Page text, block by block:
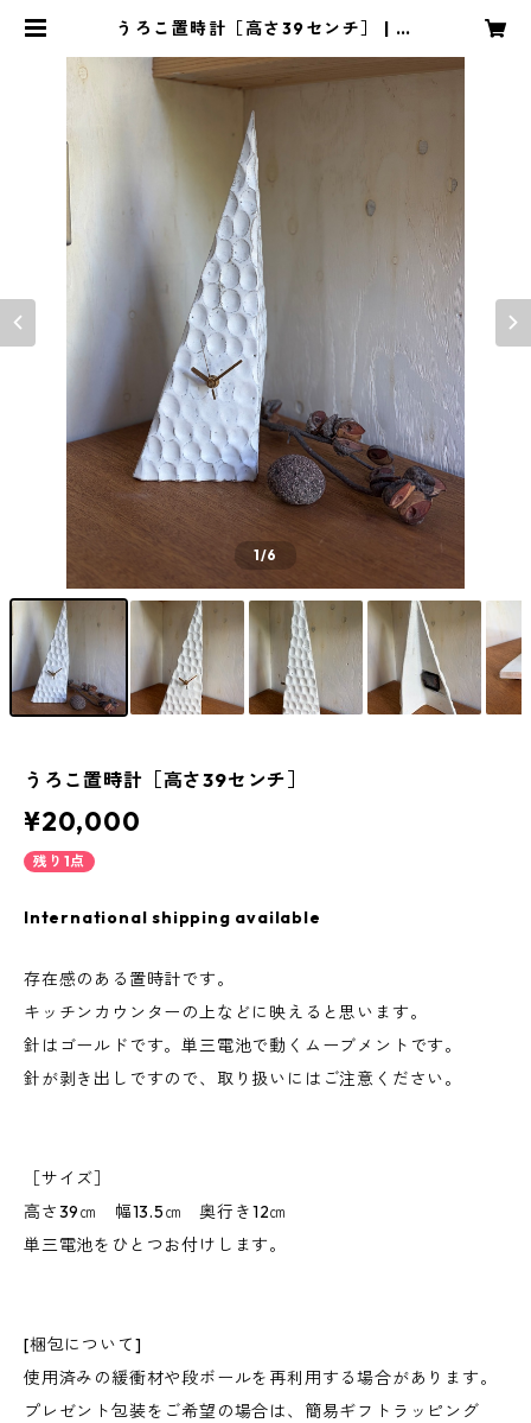
うろこ置時計［高さ39センチ］ | st
1/6
うろこ置時計［高さ39センチ］
¥20,000
残り1点
International shipping available
存在感のある置時計です。
キッチンカウンターの上などに映えると思います。
針はゴールドです。単三電池で動くムーブメントです。
針が剥き出しですので、取り扱いにはご注意ください。
［サイズ］
高さ39㎝ 幅13.5㎝ 奥行き12㎝
単三電池をひとつお付けします。
[梱包について]
使用済みの緩衝材や段ボールを再利用する場合があります。
プレゼント包装をご希望の場合は、簡易ギフトラッピング